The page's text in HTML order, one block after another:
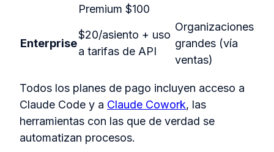
Premium $100
Enterprise
$20/asiento + uso
a tarifas de API
Organizaciones
grandes (vía
ventas)
Todos los planes de pago incluyen acceso a
Claude Code y a Claude Cowork, las
herramientas con las que de verdad se
automatizan procesos.